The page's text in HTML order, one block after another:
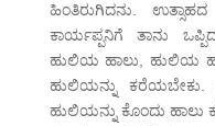
ಹಿಂತಿರುಗಿದನು.
ಕಾರ್ಯಪ್ಪನಿಗೆ ತಾನು
ಹುಲಿಯ ಹಾಲು, ಹುಲಿಯ
ಹುಲಿಯನ್ನು
ಹುಲಿಯನ್ನು ಕೊಂದು ಹಾಲು